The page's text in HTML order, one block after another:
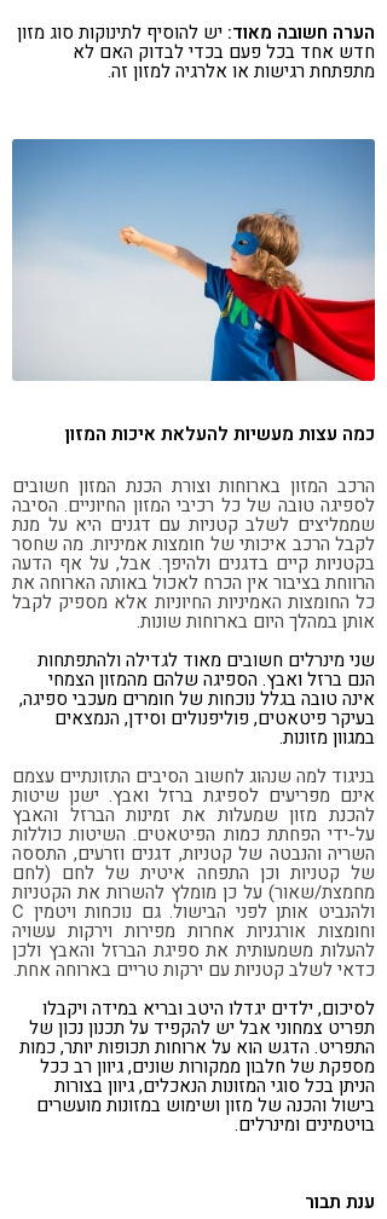
הערה חשובה מאוד: יש להוסיף לתינוקות סוג מזון
חדש אחד בכל פעם בכדי לבדוק האם לא
מתפתחת רגישות או אלרגיה למזון זה.
כמה עצות מעשיות להעלאת איכות המזון
הרכב המזון בארוחות וצורת הכנת המזון חשובים
לספיגה טובה של כל רכיבי המזון החיוניים. הסיבה
שממליצים לשלב קטניות עם דגנים היא על מנת
לקבל הרכב איכותי של חומצות אמיניות. מה שחסר
בקטניות קיים בדגנים ולהיפך. אבל, על אף הדעה
הרווחת בציבור אין הכרח לאכול באותה הארוחה את
כל החומצות האמיניות החיוניות אלא מספיק לקבל
אותן במהלך היום בארוחות שונות.
שני מינרלים חשובים מאוד לגדילה ולהתפתחות
הנם ברזל ואבץ. הספיגה שלהם מהמזון הצמחי
אינה טובה בגלל נוכחות של חומרים מעכבי ספיגה,
בעיקר פיטאטים, פוליפנולים וסידן, הנמצאים
במגוון מזונות.
בניגוד למה שנהוג לחשוב הסיבים התזונתיים עצמם
אינם מפריעים לספיגת ברזל ואבץ. ישנן שיטות
להכנת מזון שמעלות את זמינות הברזל והאבץ
על-ידי הפחתת כמות הפיטאטים. השיטות כוללות
השריה והנבטה של קטניות, דגנים וזרעים, התססה
של קטניות וכן התפחה איטית של לחם (לחם
מחמצת/שאור) על כן מומלץ להשרות את הקטניות
ולהנביט אותן לפני הבישול. גם נוכחות ויטמין C
וחומצות אורגניות אחרות מפירות וירקות עשויה
להעלות משמעותית את ספיגת הברזל והאבץ ולכן
כדאי לשלב קטניות עם ירקות טריים בארוחה אחת.
לסיכום, ילדים יגדלו היטב ובריא במידה ויקבלו
תפריט צמחוני אבל יש להקפיד על תכנון נכון של
התפריט. הדגש הוא על ארוחות תכופות יותר, כמות
מספקת של חלבון ממקורות שונים, גיוון רב ככל
הניתן בכל סוגי המזונות הנאכלים, גיוון בצורות
בישול והכנה של מזון ושימוש במזונות מועשרים
בויטמינים ומינרלים.
ענת תבור